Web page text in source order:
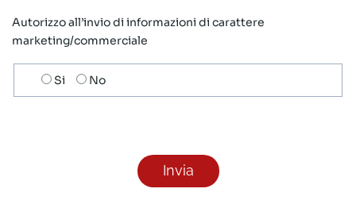
Autorizzo all’invio di informazioni di carattere
marketing/commerciale
Scelta
invio
Si No